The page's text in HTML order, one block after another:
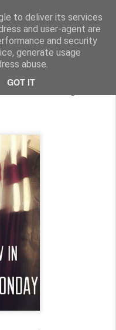
to deliver its services
and user-agent are
and security
generate usage
abuse.
GOT IT
Labels, die den Ansprüchen der heutigen Fashionistas gerecht werden: qualitativ hochwertige Materialen treffen auf einen cleanen, modernen Look!
Lieblinge